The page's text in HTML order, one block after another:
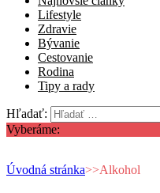
Lifestyle
Zdravie
Bývanie
Cestovanie
Rodina
Tipy a rady
Hľadať:
Vyberáme:
Úvodná stránka>>Alkohol